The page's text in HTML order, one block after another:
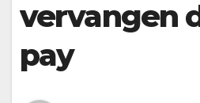
vervangen
pay